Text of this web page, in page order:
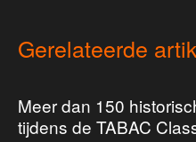
Gerelateerde
Meer dan 150
tijdens de TABAC